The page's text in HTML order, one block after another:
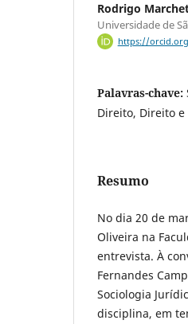
Rodrigo
Universidade de
https://
Palavras-chave:
Direito, Direito
Resumo
No dia 20 de
Oliveira na
entrevista. À
Fernandes
Sociologia
disciplina, em